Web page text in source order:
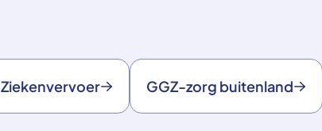
Ziekenvervoer GGZ-zorg buitenland